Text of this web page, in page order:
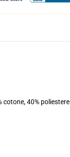
cotone, 40% poliestere